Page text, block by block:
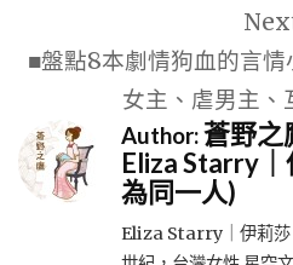
■盤點8本劇情狗血的言
女主、虐男主、
Author:蒼野之
Eliza Starry
為同一人)
Eliza Starry｜伊莉莎